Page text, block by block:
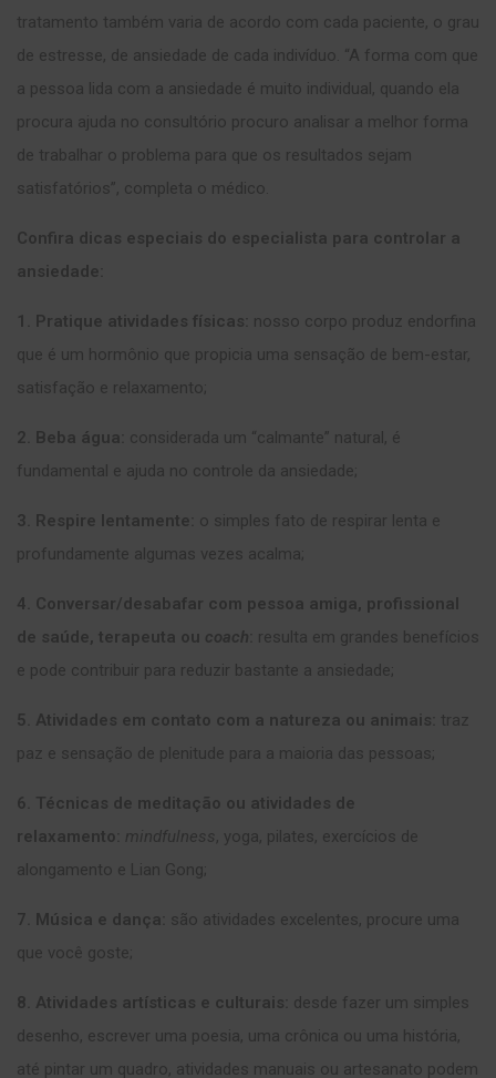
tratamento também varia de acordo com cada paciente, o grau
de estresse, de ansiedade de cada indivíduo. “A forma com que
a pessoa lida com a ansiedade é muito individual, quando ela
procura ajuda no consultório procuro analisar a melhor forma
de trabalhar o problema para que os resultados sejam
satisfatórios”, completa o médico.
Confira dicas especiais do especialista para controlar a
ansiedade:
1. Pratique atividades físicas: nosso corpo produz endorfina
que é um hormônio que propicia uma sensação de bem-estar,
satisfação e relaxamento;
2. Beba água: considerada um “calmante” natural, é
fundamental e ajuda no controle da ansiedade;
3. Respire lentamente: o simples fato de respirar lenta e
profundamente algumas vezes acalma;
4. Conversar/desabafar com pessoa amiga, profissional
de saúde, terapeuta ou coach resulta em grandes benefícios
e pode contribuir para reduzir bastante a ansiedade;
5. Atividades em contato com a natureza ou animais: traz
paz e sensação de plenitude para a maioria das pessoas;
6. Técnicas de meditação ou atividades de
relaxamento: mindfulness, yoga, pilates, exercícios de
alongamento e Lian Gong;
7. Música e dança: são atividades excelentes, procure uma
que você goste;
8. Atividades artísticas e culturais: desde fazer um simples
desenho, escrever uma poesia, uma crônica ou uma história,
até pintar um quadro, atividades manuais ou artesanato podem